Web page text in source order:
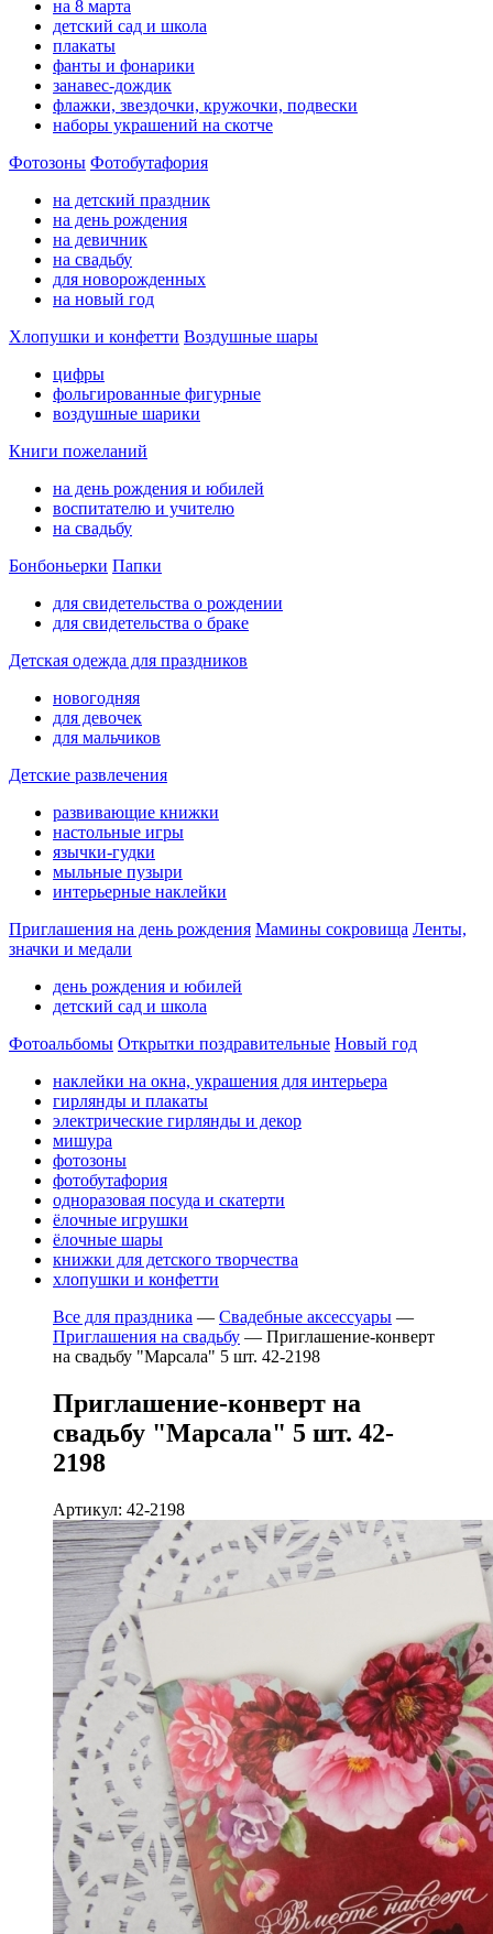
на 8 марта
детский сад и школа
плакаты
фанты и фонарики
занавес-дождик
флажки, звездочки, кружочки, подвески
наборы украшений на скотче
Фотозоны Фотобутафория
на детский праздник
на день рождения
на девичник
на свадьбу
для новорожденных
на новый год
Хлопушки и конфетти Воздушные шары
цифры
фольгированные фигурные
воздушные шарики
Книги пожеланий
на день рождения и юбилей
воспитателю и учителю
на свадьбу
Бонбоньерки Папки
для свидетельства о рождении
для свидетельства о браке
Детская одежда для праздников
новогодняя
для девочек
для мальчиков
Детские развлечения
развивающие книжки
настольные игры
язычки-гудки
мыльные пузыри
интерьерные наклейки
Приглашения на день рождения Мамины сокровища Ленты,
значки и медали
день рождения и юбилей
детский сад и школа
Фотоальбомы Открытки поздравительные Новый год
наклейки на окна, украшения для интерьера
гирлянды и плакаты
электрические гирлянды и декор
мишура
фотозоны
фотобутафория
одноразовая посуда и скатерти
ёлочные игрушки
ёлочные шары
книжки для детского творчества
хлопушки и конфетти
Все для праздника — Свадебные аксессуары —
Приглашения на свадьбу — Приглашение-конверт
на свадьбу "Марсала" 5 шт. 42-2198
Приглашение-конверт на
свадьбу "Марсала" 5 шт. 42-
2198
Артикул: 42-2198